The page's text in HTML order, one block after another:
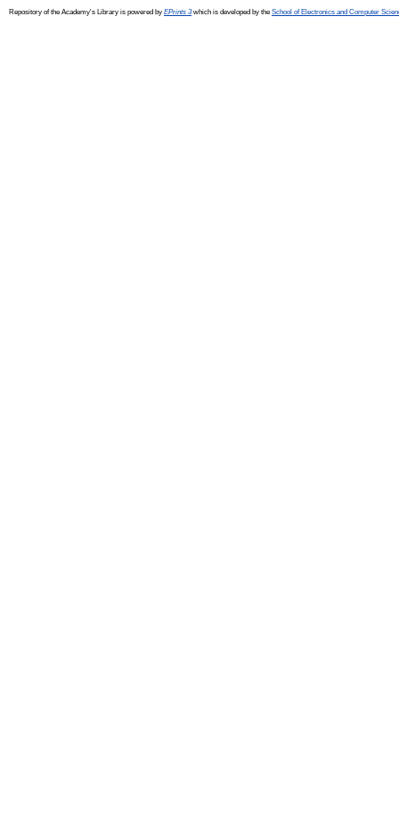
Repository of the Academy's Library is powered by EPrints 3which is developed by the School of Electronics and Computer